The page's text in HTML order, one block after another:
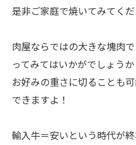
是非ご家庭で焼いてみてくだ
肉屋ならではの大きな塊肉
ってみてはいかがでしょうか
お好みの重さに切ることも
できますよ！
輸入牛＝安いという時代が